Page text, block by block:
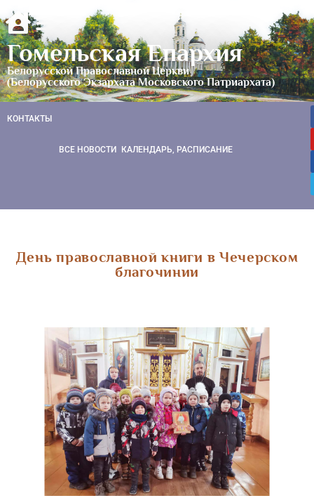
Гомельская Епархия
Белорусской Православной Церкви
(Белорусского Экзархата Московского Патриархата)
КОНТАКТЫ
ВСЕ НОВОСТИ КАЛЕНДАРЬ, РАСПИСАНИЕ
День православной книги в Чечерском
благочинии